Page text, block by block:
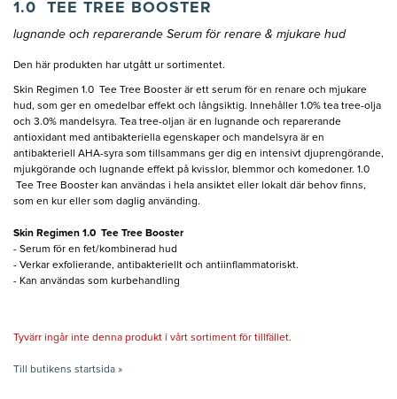
1.0 TEE TREE BOOSTER
lugnande och reparerande Serum för renare & mjukare hud
Den här produkten har utgått ur sortimentet.
Skin Regimen 1.0 Tee Tree Booster är ett serum för en renare och mjukare
hud, som ger en omedelbar effekt och långsiktig. Innehåller 1.0% tea tree-olja
och 3.0% mandelsyra. Tea tree-oljan är en lugnande och reparerande
antioxidant med antibakteriella egenskaper och mandelsyra är en
antibakteriell AHA-syra som tillsammans ger dig en intensivt djuprengörande,
mjukgörande och lugnande effekt på kvisslor, blemmor och komedoner. 1.0
Tee Tree Booster kan användas i hela ansiktet eller lokalt där behov finns,
som en kur eller som daglig använding.
Skin Regimen 1.0 Tee Tree Booster
- Serum för en fet/kombinerad hud
- Verkar exfolierande, antibakteriellt och antiinflammatoriskt.
- Kan användas som kurbehandling
Tyvärr ingår inte denna produkt i vårt sortiment för tillfället.
Till butikens startsida »